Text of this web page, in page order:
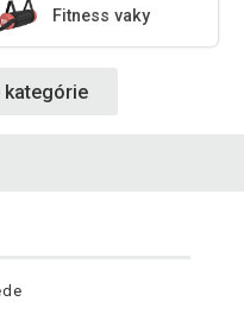
Fitness vaky